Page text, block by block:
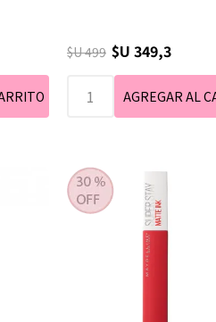
$U 499 $U 349,3